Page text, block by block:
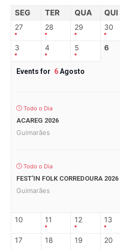
SEG TER QUA QUI
27 28 29 30
3 4 5 6
Events for 6Agosto
Todo o Dia
ACAREG 2026
Guimarães
Todo o Dia
FEST’IN FOLK CORREDOURA 2026
Guimarães
10 11 12 13
17 18 19 20